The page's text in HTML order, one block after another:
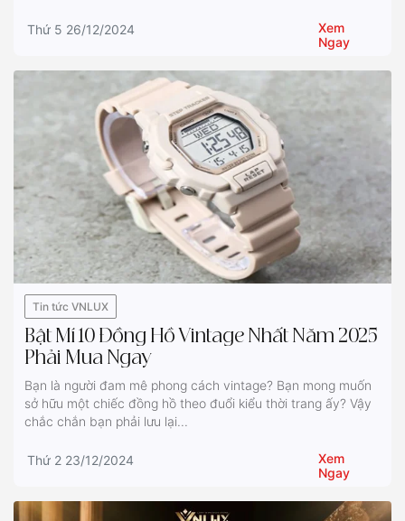
Thứ 5 26/12/2024
Xem
Ngay
Tin tức VNLUX
Bật Mí 10 Đồng Hồ Vintage Nhất Năm 2025
Phải Mua Ngay
Bạn là người đam mê phong cách vintage? Bạn mong muốn
sở hữu một chiếc đồng hồ theo đuổi kiểu thời trang ấy? Vậy
chắc chắn bạn phải lưu lại...
Thứ 2 23/12/2024
Xem
Ngay